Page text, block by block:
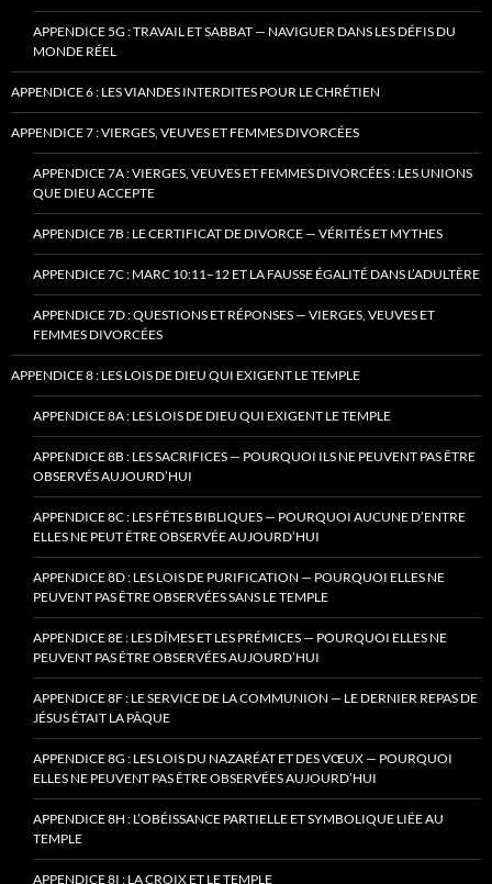
APPENDICE 5G : TRAVAIL ET SABBAT — NAVIGUER DANS LES DÉFIS DU
MONDE RÉEL
APPENDICE 6 : LES VIANDES INTERDITES POUR LE CHRÉTIEN
APPENDICE 7 : VIERGES, VEUVES ET FEMMES DIVORCÉES
APPENDICE 7A : VIERGES, VEUVES ET FEMMES DIVORCÉES : LES UNIONS
QUE DIEU ACCEPTE
APPENDICE 7B : LE CERTIFICAT DE DIVORCE — VÉRITÉS ET MYTHES
APPENDICE 7C : MARC 10:11–12 ET LA FAUSSE ÉGALITÉ DANS L’ADULTÈRE
APPENDICE 7D : QUESTIONS ET RÉPONSES — VIERGES, VEUVES ET
FEMMES DIVORCÉES
APPENDICE 8 : LES LOIS DE DIEU QUI EXIGENT LE TEMPLE
APPENDICE 8A : LES LOIS DE DIEU QUI EXIGENT LE TEMPLE
APPENDICE 8B : LES SACRIFICES — POURQUOI ILS NE PEUVENT PAS ÊTRE
OBSERVÉS AUJOURD’HUI
APPENDICE 8C : LES FÊTES BIBLIQUES — POURQUOI AUCUNE D’ENTRE
ELLES NE PEUT ÊTRE OBSERVÉE AUJOURD’HUI
APPENDICE 8D : LES LOIS DE PURIFICATION — POURQUOI ELLES NE
PEUVENT PAS ÊTRE OBSERVÉES SANS LE TEMPLE
APPENDICE 8E : LES DÎMES ET LES PRÉMICES — POURQUOI ELLES NE
PEUVENT PAS ÊTRE OBSERVÉES AUJOURD’HUI
APPENDICE 8F : LE SERVICE DE LA COMMUNION — LE DERNIER REPAS DE
JÉSUS ÉTAIT LA PÂQUE
APPENDICE 8G : LES LOIS DU NAZARÉAT ET DES VŒUX — POURQUOI
ELLES NE PEUVENT PAS ÊTRE OBSERVÉES AUJOURD’HUI
APPENDICE 8H : L’OBÉISSANCE PARTIELLE ET SYMBOLIQUE LIÉE AU
TEMPLE
APPENDICE 8I : LA CROIX ET LE TEMPLE